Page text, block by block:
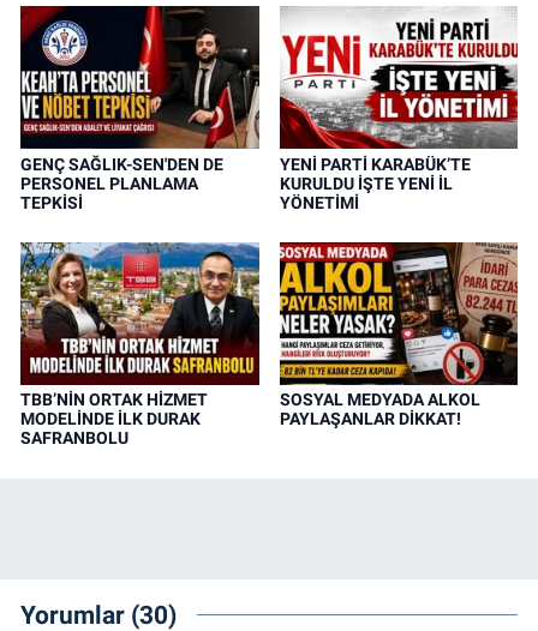
GENÇ SAĞLIK-SEN'DEN DE
PERSONEL PLANLAMA
TEPKİSİ
YENİ PARTİ KARABÜK’TE
KURULDU İŞTE YENİ İL
YÖNETİMİ
TBB’NİN ORTAK HİZMET
MODELİNDE İLK DURAK
SAFRANBOLU
SOSYAL MEDYADA ALKOL
PAYLAŞANLAR DİKKAT!
Yorumlar (30)